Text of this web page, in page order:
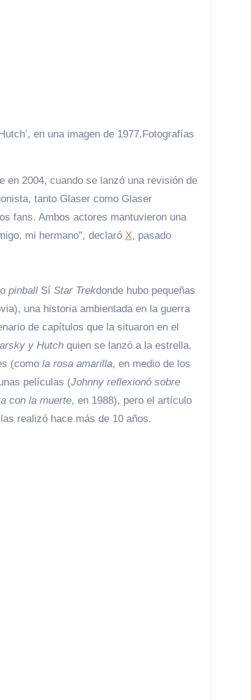
en una imagen de 1977. Fotografías
en 2004, cuando se lanzó una revisión de
tanto Glaser como Glaser
fans. Ambos actores mantuvieron una
mi hermano”, declaró X, pasado
pinball Sí Star Trekdonde hubo pequeñas
una historia ambientada en la guerra
de capítulos que la situaron en el
y Hutch quien se lanzó a la estrella.
(como la rosa amarilla, en medio de los
películas (Johnny reflexionó sobre
con la muerte, en 1988), pero el artículo
realizó hace más de 10 años.